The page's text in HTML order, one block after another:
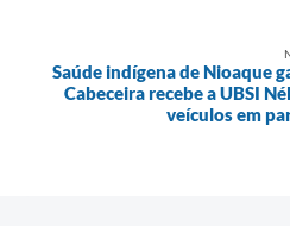
Saúde indígena de Nioaque
Cabeceira recebe a UBSI
veículos em